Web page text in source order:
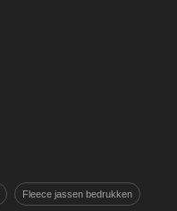
Fleece jassen bedrukken